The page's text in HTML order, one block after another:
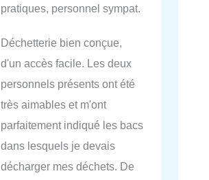
pratiques, personnel sympat.
Déchetterie bien conçue,
d'un accès facile. Les deux
personnels présents ont été
très aimables et m'ont
parfaitement indiqué les bacs
dans lesquels je devais
décharger mes déchets. De